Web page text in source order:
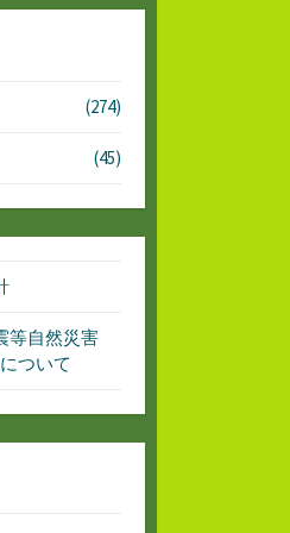
(274)
(45)
等自然災害
ついて